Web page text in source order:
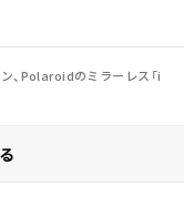
、Polaroidのミラーレス「i